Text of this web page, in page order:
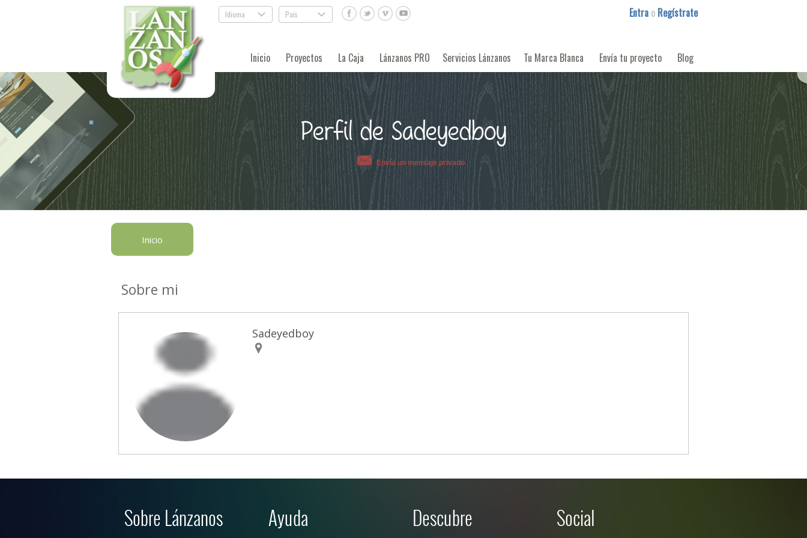
Idioma . País . Entra o Regístrate
Inicio Proyectos La Caja Lánzanos PRO Servicios Lánzanos Tu Marca Blanca Envía tu proyecto Blog
Perfil de Sadeyedboy
Envía un mensaje privado
Inicio
Sobre mi
Sadeyedboy
Sobre Lánzanos Ayuda Descubre Social